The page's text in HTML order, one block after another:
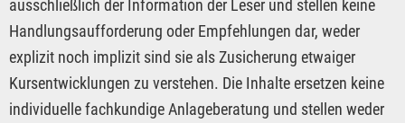
ausschließlich der Information der Leser und stellen keine
Handlungsaufforderung oder Empfehlungen dar, weder
explizit noch implizit sind sie als Zusicherung etwaiger
Kursentwicklungen zu verstehen. Die Inhalte ersetzen keine
individuelle fachkundige Anlageberatung und stellen weder